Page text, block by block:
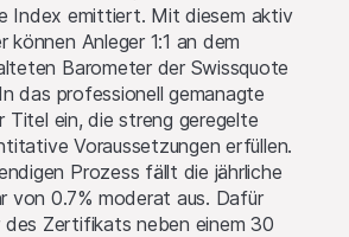
Index emittiert. Mit diesem aktiv
Anleger 1:1 an dem
Barometer der Swissquote
das professionell gemanagte
Titel ein, die streng geregelte
Voraussetzungen erfüllen.
Prozess fällt die jährliche
von 0.7% moderat aus. Dafür
des Zertifikats neben einem 30
dienen. Sie können diese Anlagen
als Market Maker auftreten und
wie auch der Nachfrageseite
oder Absicherungsgeschäfte der
Lead Manager und/oder
können den Preis des Basiswerts
einen Einfluss darauf haben, ob der
falls es einen solchen gibt, erreicht